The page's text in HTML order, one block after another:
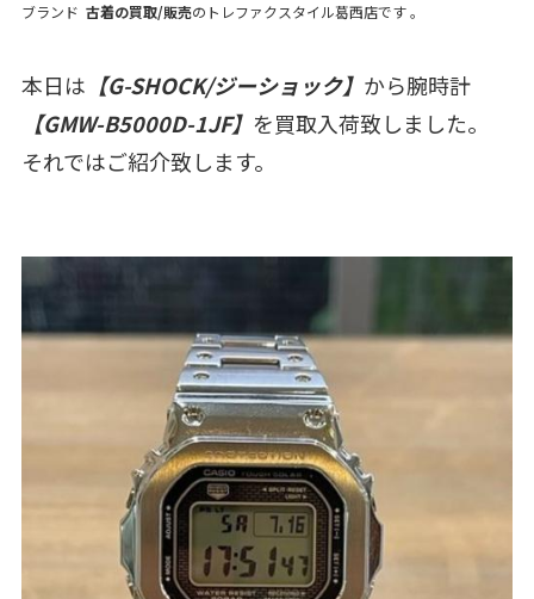
ブランド 古着の買取/販売のトレファクスタイル葛西店です。
本日は 【G-SHOCK/ジーショック】 から腕時計
【GMW-B5000D-1JF】 を買取入荷致しました。
それではご紹介致します。